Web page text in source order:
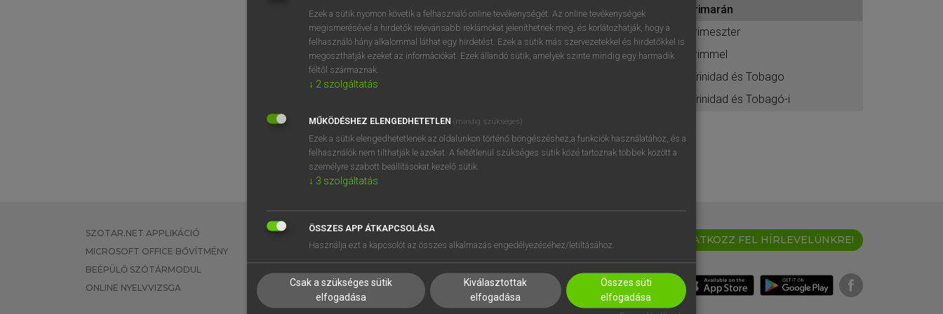
BELÉPÉS
próbaverziójának elindításához
regisztrálok ésbelépek.
REGISZTRÁCIÓ
trimarán
trimeszter
trimmel
Trinidad és Tobago
Trinidad és Tobagó-i
SZOTAR.NET APPLIKÁCIÓ
MICROSOFT OFFICE BŐVÍTMÉNY
BEÉPÜLŐ SZÓTÁRMODUL
ONLINE NYELVVIZSGA
EGYÉNI FELHASZNÁLÓKNAK
TANULÓKNAK
VÁLLALATI MEGOLDÁSOK
SÚGÓ
RÓLUNK
SÜTI BEÁLLÍTÁSOK
IRATKOZZ FEL HÍRLEVELÜNKRE!
Ezek a sütik nyomon követik a felhasználó online tevékenységét. Az online tevékenységek
megismerésével a hirdetők relevánsabb reklámokat jeleníthetnek meg, és korlátozhatják, hogy a
felhasználó hány alkalommal láthat egy hirdetést. Ezek a sütik más szervezetekkel és hirdetőkkel is
megoszthatják ezeket az információkat. Ezek állandó sütik, amelyek szinte mindig egy harmadik
féltől származnak.
↓ 2 szolgáltatás
MŰKÖDÉSHEZ ELENGEDHETETLEN (mindig szükséges)
Ezek a sütik elengedhetetlenek az oldalunkon történő böngészéshez,a funkciók használatához, és a
felhasználók nem tilthatják le azokat. A feltétlenül szükséges sütik közé tartoznak többek között a
személyre szabott beállításokat kezelő sütik.
↓ 3 szolgáltatás
ÖSSZES APP ÁTKAPCSOLÁSA
Használja ezt a kapcsolót az összes alkalmazás engedélyezéséhez/letiltásához.
Csak a szükséges sütik
elfogadása
Kiválasztottak
elfogadása
Összes süti
elfogadása